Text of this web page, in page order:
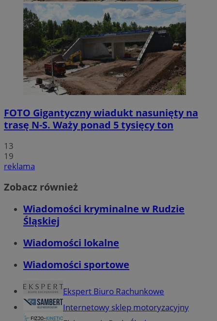
FOTO Gigantyczny wiadukt nasunięty na
trasę N-S. Waży ponad 5 tysięcy ton
13
19
reklama
Zobacz również
Wiadomości kryminalne w Rudzie
Śląskiej
Wiadomości lokalne
Wiadomości sportowe
Ekspert Biuro Rachunkowe
Internetowy sklep motoryzacyjny